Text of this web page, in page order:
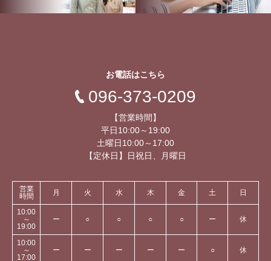
お電話はこちら
096-373-0209
【営業時間】
平日10:00～19:00
土曜日10:00～17:00
【定休日】日祝日、月曜日
営業
時間
月 火 水 木 金 土 日
10:00
～
19:00
ー ○ ○ ○ ○ ー 休
10:00
～
17:00
ー ー ー ー ー ○ 休